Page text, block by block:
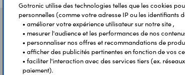
Vos aviset
Gotronic utilise des technologies telles que les cookies
personnelles (comme votre adresse IP ou les identifiants
• améliorer votre expérience utilisateur sur notre site ,
• mesurer l'audience et les performances de nos
• personnaliser nos offres et recommandations de
• afficher des publicités pertinentes en fonction de vos
• faciliter l'interaction avec des services tiers (ex.
paiement).